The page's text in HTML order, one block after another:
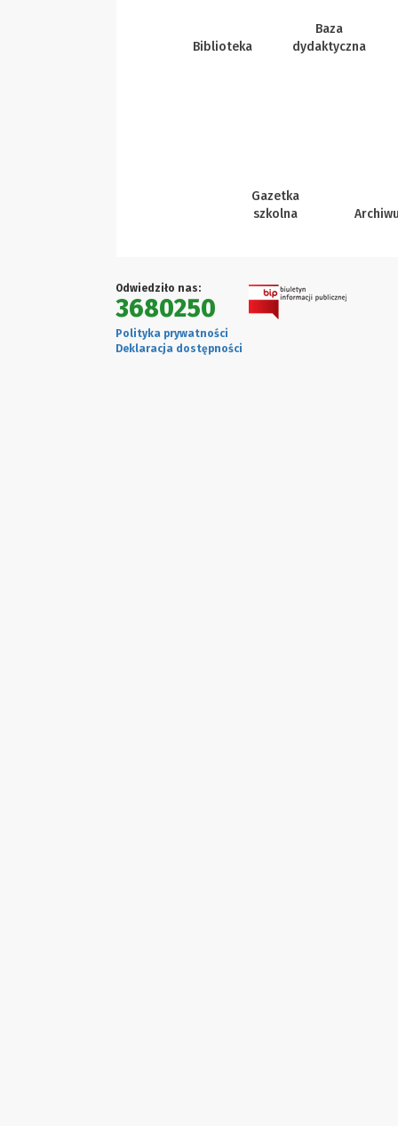
Biblioteka
Baza
dydaktyczna
Gazetka
szkolna
Odwiedziło nas:
3680250
Polityka prywatności
Deklaracja dostępności